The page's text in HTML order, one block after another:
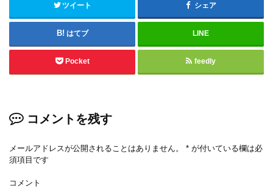
ツイート シェア
はてブ LINE
Pocket feedly
コメントを残す
メールアドレスが公開されることはありません。 * が付いている欄は必
須項目です
コメント